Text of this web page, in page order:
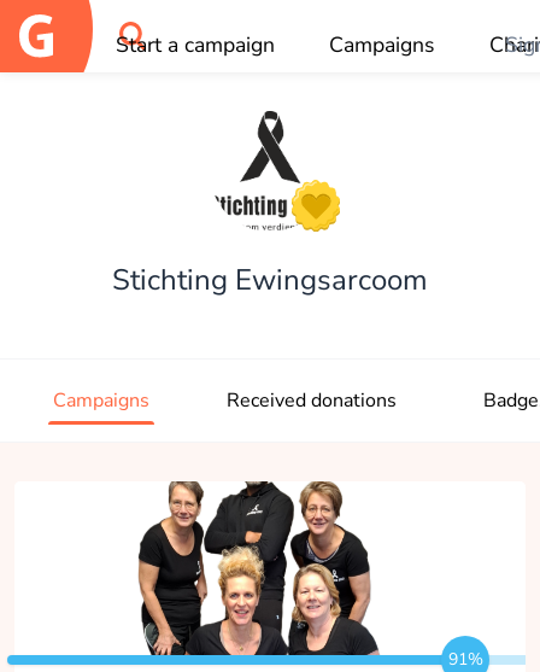
Start a campaign Campaigns
Stichting Ewingsarcoom
Campaigns Received donations
91%